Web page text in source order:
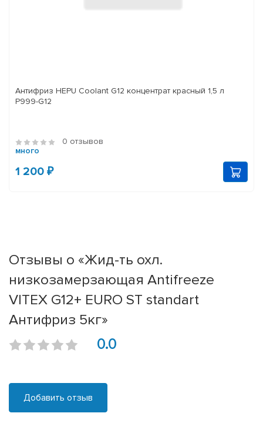
Антифриз HEPU Coolant G12 концентрат красный 1,5 л
P999-G12
0 отзывов
много
1 200 ₽
Отзывы о «Жид-ть охл.
низкозамерзающая Antifreeze
VITEX G12+ EURO ST standart
Антифриз 5кг»
0.0
Добавить отзыв